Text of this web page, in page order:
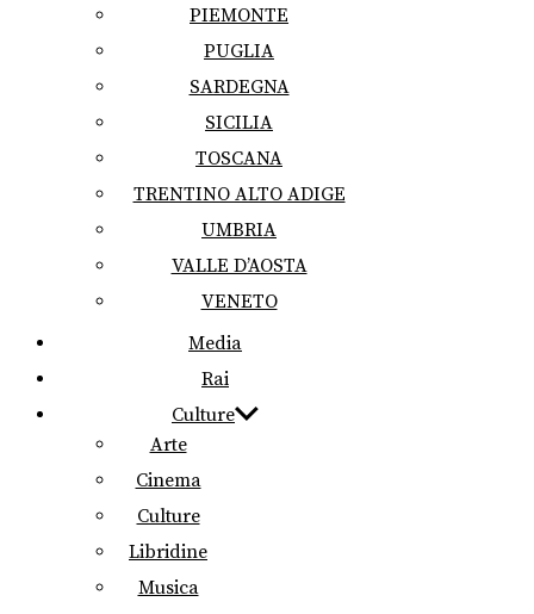
PIEMONTE
PUGLIA
SARDEGNA
SICILIA
TOSCANA
TRENTINO ALTO ADIGE
UMBRIA
VALLE D’AOSTA
VENETO
Media
Rai
Culture
Arte
Cinema
Culture
Libridine
Musica